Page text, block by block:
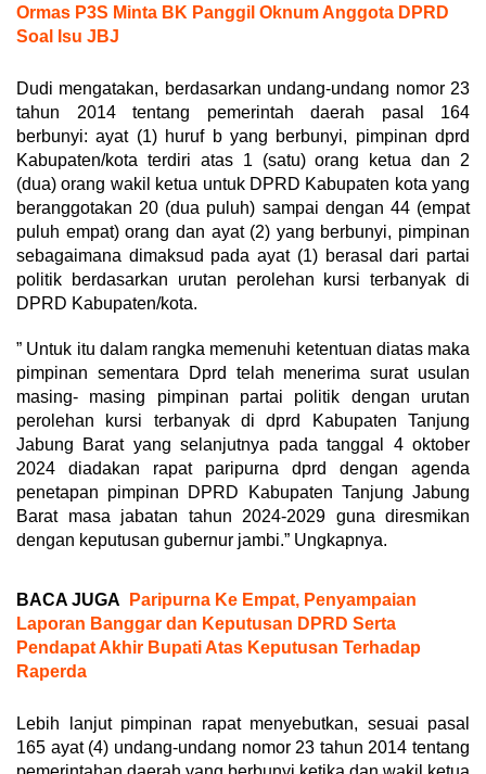
Ormas P3S Minta BK Panggil Oknum Anggota DPRD
Soal Isu JBJ
Dudi mengatakan, berdasarkan undang-undang nomor 23
tahun 2014 tentang pemerintah daerah pasal 164
berbunyi: ayat (1) huruf b yang berbunyi, pimpinan dprd
Kabupaten/kota terdiri atas 1 (satu) orang ketua dan 2
(dua) orang wakil ketua untuk DPRD Kabupaten kota yang
beranggotakan 20 (dua puluh) sampai dengan 44 (empat
puluh empat) orang dan ayat (2) yang berbunyi, pimpinan
sebagaimana dimaksud pada ayat (1) berasal dari partai
politik berdasarkan urutan perolehan kursi terbanyak di
DPRD Kabupaten/kota.
” Untuk itu dalam rangka memenuhi ketentuan diatas maka
pimpinan sementara Dprd telah menerima surat usulan
masing- masing pimpinan partai politik dengan urutan
perolehan kursi terbanyak di dprd Kabupaten Tanjung
Jabung Barat yang selanjutnya pada tanggal 4 oktober
2024 diadakan rapat paripurna dprd dengan agenda
penetapan pimpinan DPRD Kabupaten Tanjung Jabung
Barat masa jabatan tahun 2024-2029 guna diresmikan
dengan keputusan gubernur jambi.” Ungkapnya.
BACA JUGA
Paripurna Ke Empat, Penyampaian
Laporan Banggar dan Keputusan DPRD Serta
Pendapat Akhir Bupati Atas Keputusan Terhadap
Raperda
Lebih lanjut pimpinan rapat menyebutkan, sesuai pasal
165 ayat (4) undang-undang nomor 23 tahun 2014 tentang